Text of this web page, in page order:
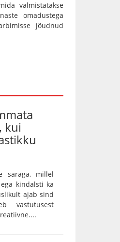
valmistatakse
omadustega
jõudnud
kui
saraga, millel
kindalsti ka
ajab sind
vastutusest